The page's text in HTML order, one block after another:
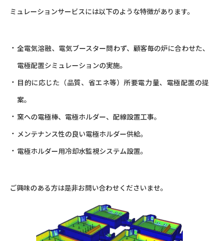
ミュレーションサービスには以下のような特徴があります。
全電気溶融、電気ブースター問わず、顧客毎の炉に合わせた、
電極配置シミュレーションの実施。
目的に応じた（品質、省エネ等）所要電力量、電極配置の提
案。
窯への電極棒、電極ホルダー、配線設置工事。
メンテナンス性の良い電極ホルダー供給。
電極ホルダー用冷却水監視システム設置。
ご興味のある方は是非お問い合わせくださいませ。